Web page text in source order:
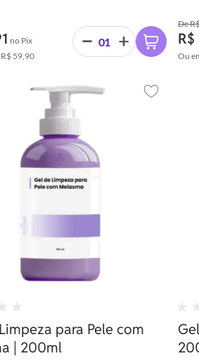
no Pix
R$ 59,90
R$
Ou
para Pele com
| 200ml
Adicionar